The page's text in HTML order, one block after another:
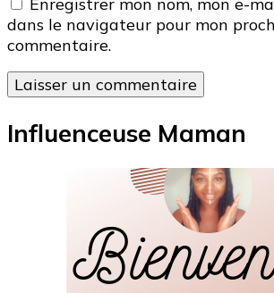
Enregistrer mon nom, mon e-
dans le navigateur pour mon
commentaire.
Influenceuse Maman